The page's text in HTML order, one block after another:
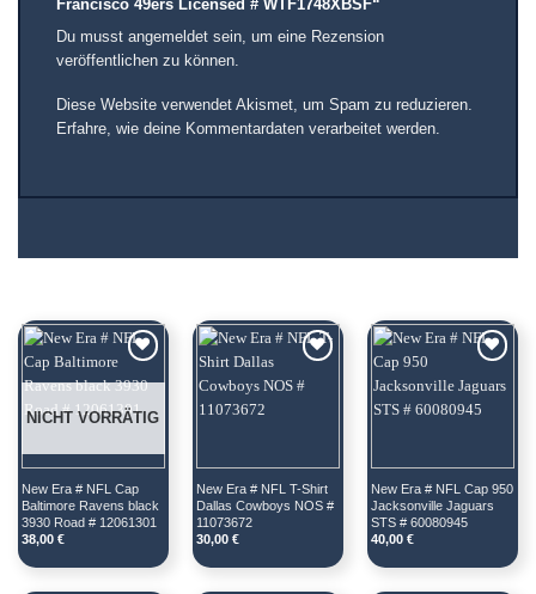
Francisco 49ers Licensed # WTF1748XBSF“
Du musst angemeldet sein, um eine Rezension
veröffentlichen zu können.
Diese Website verwendet Akismet, um Spam zu reduzieren.
Erfahre, wie deine Kommentardaten verarbeitet werden.
NICHT VORRÄTIG
New Era # NFL Cap
Baltimore Ravens black
3930 Road # 12061301
38,00 €
New Era # NFL T-Shirt
Dallas Cowboys NOS #
11073672
30,00 €
New Era # NFL Cap 950
Jacksonville Jaguars
STS # 60080945
40,00 €